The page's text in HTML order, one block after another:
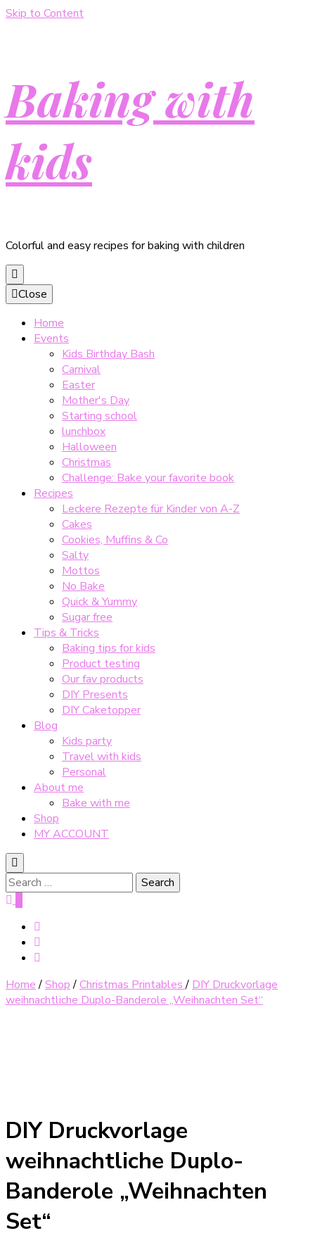
Skip to Content
Baking with
kids
Colorful and easy recipes for baking with children
Close
Home
Events
Kids Birthday Bash
Carnival
Easter
Mother's Day
Starting school
lunchbox
Halloween
Christmas
Challenge: Bake your favorite book
Recipes
Leckere Rezepte für Kinder von A-Z
Cakes
Cookies, Muffins & Co
Salty
Mottos
No Bake
Quick & Yummy
Sugar free
Tips & Tricks
Baking tips for kids
Product testing
Our fav products
DIY Presents
DIY Caketopper
Blog
Kids party
Travel with kids
Personal
About me
Bake with me
Shop
MY ACCOUNT
Search
for:
Home /Shop /Christmas Printables/ DIY Druckvorlage
weihnachtliche Duplo-Banderole „Weihnachten Set“
DIY Druckvorlage
weihnachtliche Duplo-
Banderole „Weihnachten
Set“